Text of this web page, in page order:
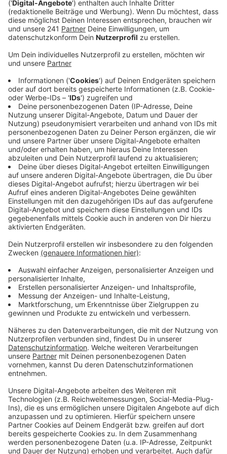
ausgesprochen werden sollte.
Veröffentlicht:Samstag, 14.03.2020 05:53
Anzeige
Ob ein Patient getestet wird, hängt von mehreren
Kritierien ab: Einerseits von den Symptomen,
andererseits von der Frage, ob der Patient Kontakt
mit Infizierten hatte oder in Risikogebieten unterwegs
war. Das alles kann ein Arzt sehr viel besser
einschätzen als Privatpersonen. Aktuell gehen etwas
weniger als 100 Anrufe pro Tag bei der städtischen
Infohotline zum Coronavirus ein. Die Hotline-
Mitarbeiter kommen laut Stadt noch gut mit dem
Andrang zurecht. Nur zu Stoßzeiten könne es zu
längeren Wartezeiten kommen. Das geschulte
Personal am Telefon hilft bei Unsicherheiten, kann
allerdings keinen Arztbesuch ersetzen.
Informationen:
Ärzlicher Notdienst: Telefon 116117
Das Bürgertelefonist ab sofort unter der
Telefonnummer 0214/406-3333 zu folgenden Zeiten
zu erreichen:
montags bis freitags von 8.00 Uhr bis 18.00 Uhr
samstags und sonntags von 9.00 – 15.00 Uhr
Anzeige